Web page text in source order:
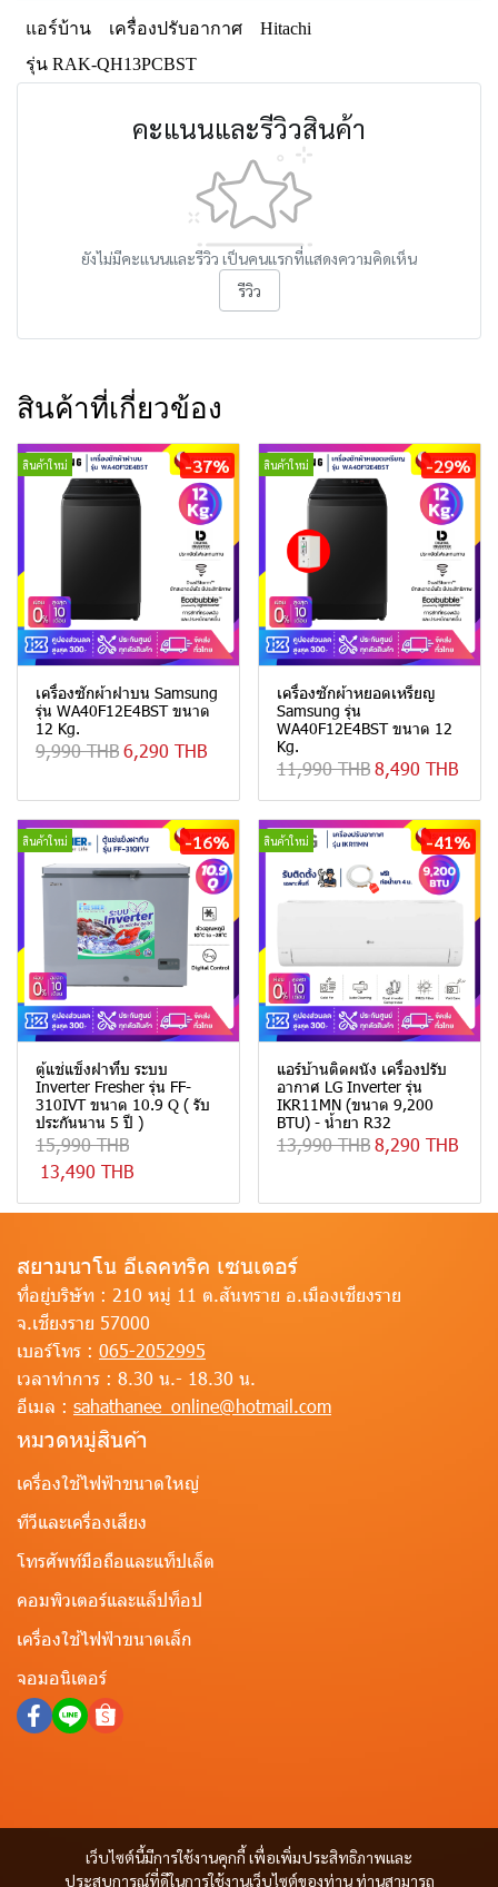
แอร์บ้าน เครื่องปรับอากาศ
Hitachi
รุ่น RAK-QH13PCBST
คะแนนและรีวิวสินค้า
ยังไม่มีคะแนนและรีวิว เป็นคนแรกที่แสดงความคิดเห็น
รีวิว
สินค้าที่เกี่ยวข้อง
สินค้าใหม่ -37%
เครื่องซักผ้าฝาบน Samsung
รุ่น WA40F12E4BST ขนาด
12 Kg.
9,990 THB6,290 THB
สินค้าใหม่ -29%
เครื่องซักผ้าหยอดเหรียญ
Samsung รุ่น
WA40F12E4BST ขนาด 12
Kg.
11,990 THB8,490 THB
สินค้าใหม่ -16%
ตู้แช่แข็งฝาทึบ ระบบ
Inverter Fresher รุ่น FF-
310IVT ขนาด 10.9 Q ( รับ
ประกันนาน 5 ปี )
15,990 THB
13,490 THB
สินค้าใหม่ -41%
แอร์บ้านติดผนัง เครื่องปรับ
อากาศ LG Inverter รุ่น
IKR11MN (ขนาด 9,200
BTU) - น้ำยา R32
13,990 THB8,290 THB
เว็บไซต์นี้มีการใช้งานคุกกี้ เพื่อเพิ่มประสิทธิภาพและ
ประสบการณ์ที่ดีในการใช้งานเว็บไซต์ของท่าน ท่านสามารถ
สยามนาโน อีเลคทริค เซนเตอร์
ที่อยู่บริษัท : 210 หมู่ 11 ต.สันทราย อ.เมืองเชียงราย
จ.เชียงราย 57000
เบอร์โทร : 065-2052995
เวลาทำการ : 8.30 น.- 18.30 น.
อีเมล : sahathanee_online@hotmail.com
หมวดหมู่สินค้า
เครื่องใช้ไฟฟ้าขนาดใหญ่
ทีวีและเครื่องเสียง
โทรศัพท์มือถือและแท็ปเล็ต
คอมพิวเตอร์และแล็ปท็อป
เครื่องใช้ไฟฟ้าขนาดเล็ก
จอมอนิเตอร์